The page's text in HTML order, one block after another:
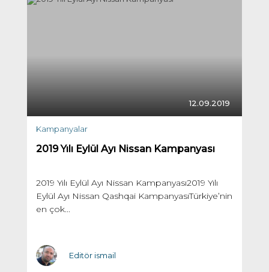
12.09.2019
Kampanyalar
2019 Yılı Eylül Ayı Nissan Kampanyası
2019 Yılı Eylül Ayı Nissan Kampanyası2019 Yılı
Eylül Ayı Nissan Qashqai KampanyasıTürkiye’nin
en çok...
Editör ismail